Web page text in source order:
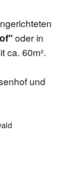
oder in
ca. 60m².
und